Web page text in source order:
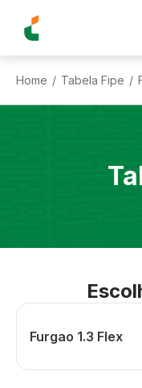
Home / Tabela Fipe /
Furgao 1.3 Flex